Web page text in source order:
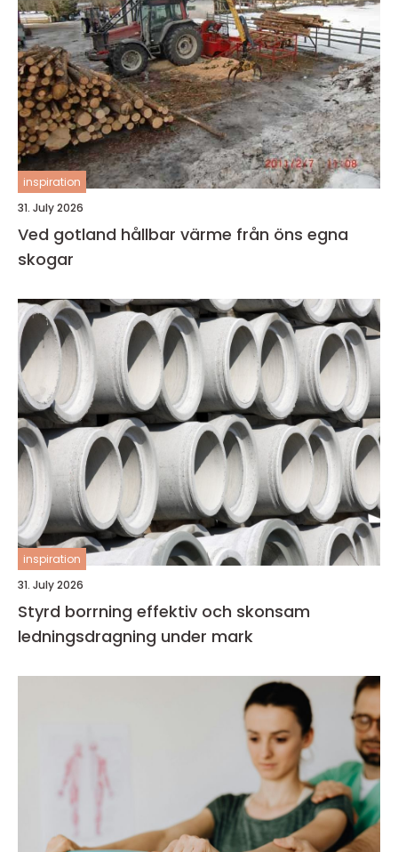
inspiration
31. July 2026
Ved gotland hållbar värme från öns egna
skogar
inspiration
31. July 2026
Styrd borrning effektiv och skonsam
ledningsdragning under mark